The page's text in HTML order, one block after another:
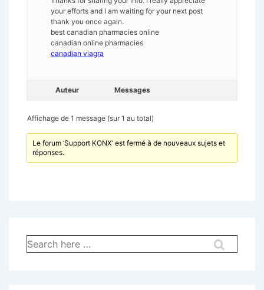
your efforts and I am waiting for your next post
thank you once again.
best canadian pharmacies online
canadian online pharmacies
canadian viagra
Auteur Messages
Affichage de 1 message (sur 1 au total)
Le forum ‘Support KONX’ est fermé à de nouveaux sujets et
réponses.
Recherche
pour: